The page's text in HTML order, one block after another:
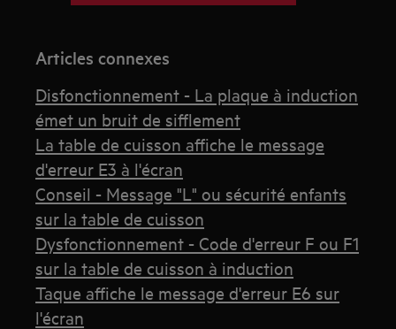
Articles connexes
Disfonctionnement - La plaque à induction
émet un bruit de sifflement
La table de cuisson affiche le message
d'erreur E3 à l'écran
Conseil - Message "L" ou sécurité enfants
sur la table de cuisson
Dysfonctionnement - Code d'erreur F ou F1
sur la table de cuisson à induction
Taque affiche le message d'erreur E6 sur
l'écran